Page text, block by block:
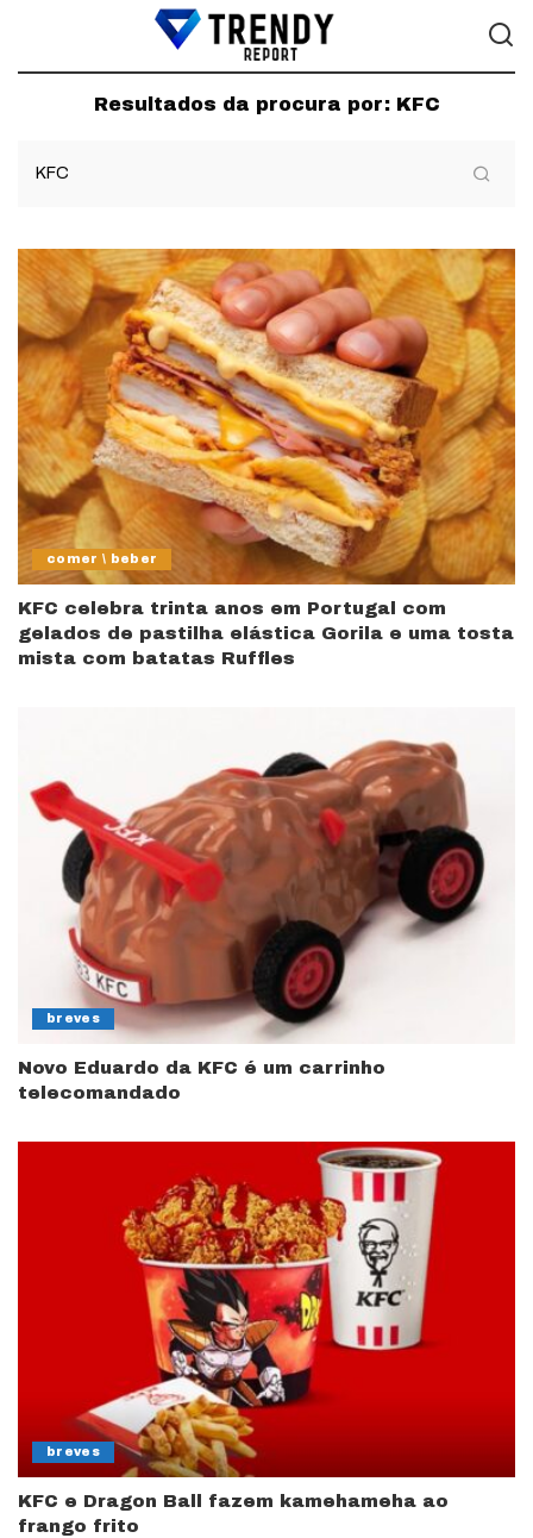
Resultados da procura por: KFC
comer \ beber
KFC celebra trinta anos em Portugal com
gelados de pastilha elástica Gorila e uma tosta
mista com batatas Ruffles
breves
Novo Eduardo da KFC é um carrinho
telecomandado
breves
KFC e Dragon Ball fazem kamehameha ao
frango frito